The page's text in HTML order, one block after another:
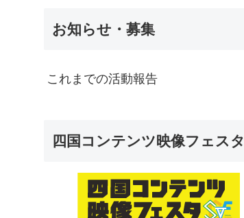
お知らせ・募集
これまでの活動報告
四国コンテンツ映像フェスタ